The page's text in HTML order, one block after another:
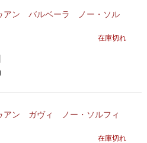
アン バルベーラ ノー・ソル
在庫切れ
アン ガヴィ ノー・ソルフィ
在庫切れ